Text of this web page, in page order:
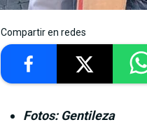
Compartir en redes
Fotos: Gentileza